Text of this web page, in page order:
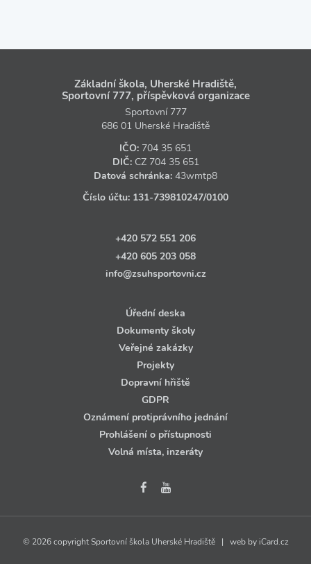
Základní škola, Uherské Hradiště,
Sportovní 777, příspěvková organizace
Sportovní 777
686 01 Uherské Hradiště
IČO: 704 35 651
DIČ: CZ 704 35 651
Datová schránka: 43wmtp8
Číslo účtu: 131‑739810247/0100
+420 572 551 206
+420 605 203 058
info@zsuhsportovni.cz
Úřední deska
Dokumenty školy
Veřejné zakázky
Projekty
Dopravní hřiště
GDPR
Oznámení protiprávního jednání
Prohlášení o přístupnosti
Volná místa, inzeráty
© 2026 copyright Sportovní škola Uherské Hradiště | web by iCard.cz